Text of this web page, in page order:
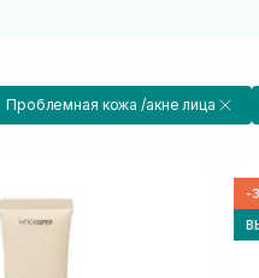
Проблемная кожа /акне лица
-